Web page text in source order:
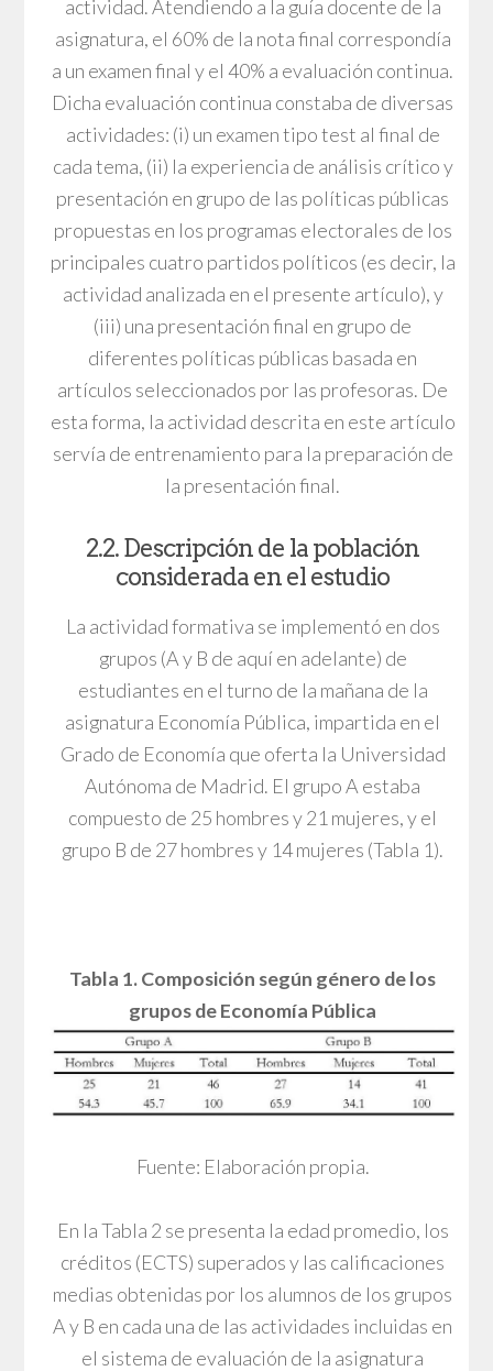
actividad. Atendiendo a la guía docente de la
asignatura, el 60% de la nota final correspondía
a un examen final y el 40% a evaluación continua.
Dicha evaluación continua constaba de diversas
actividades: (i) un examen tipo test al final de
cada tema, (ii) la experiencia de análisis crítico y
presentación en grupo de las políticas públicas
propuestas en los programas electorales de los
principales cuatro partidos políticos (es decir, la
actividad analizada en el presente artículo), y
(iii) una presentación final en grupo de
diferentes políticas públicas basada en
artículos seleccionados por las profesoras. De
esta forma, la actividad descrita en este artículo
servía de entrenamiento para la preparación de
la presentación final.
2.2. Descripción de la población
considerada en el estudio
La actividad formativa se implementó en dos
grupos (A y B de aquí en adelante) de
estudiantes en el turno de la mañana de la
asignatura Economía Pública, impartida en el
Grado de Economía que oferta la Universidad
Autónoma de Madrid. El grupo A estaba
compuesto de 25 hombres y 21 mujeres, y el
grupo B de 27 hombres y 14 mujeres (Tabla 1).
Tabla 1. Composición según género de los
grupos de Economía Pública
Fuente: Elaboración propia.
En la Tabla 2 se presenta la edad promedio, los
créditos (ECTS) superados y las calificaciones
medias obtenidas por los alumnos de los grupos
A y B en cada una de las actividades incluidas en
el sistema de evaluación de la asignatura